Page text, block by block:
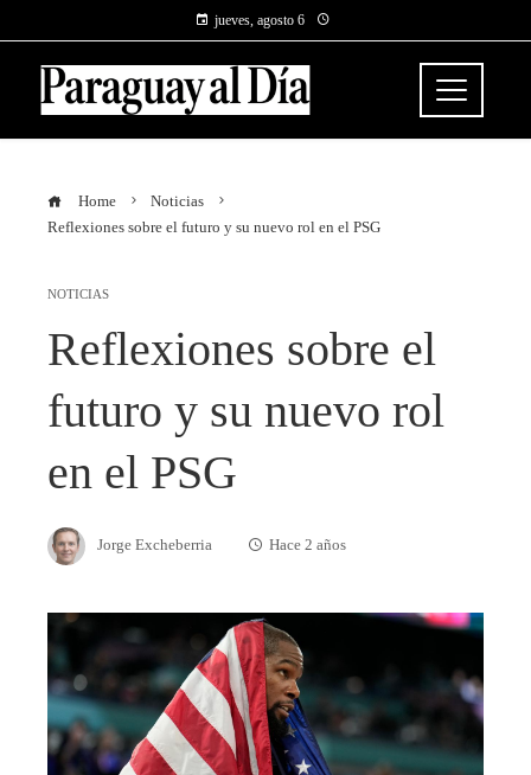
jueves, agosto 6
Home
Noticias
Reflexiones sobre el futuro y su nuevo rol en el PSG
NOTICIAS
Reflexiones sobre el
futuro y su nuevo rol
en el PSG
Jorge Excheberria Hace 2 años